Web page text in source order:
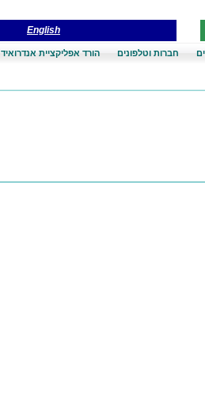
English
חברות וטלפונים הורד אפליקציית אנדרואיד